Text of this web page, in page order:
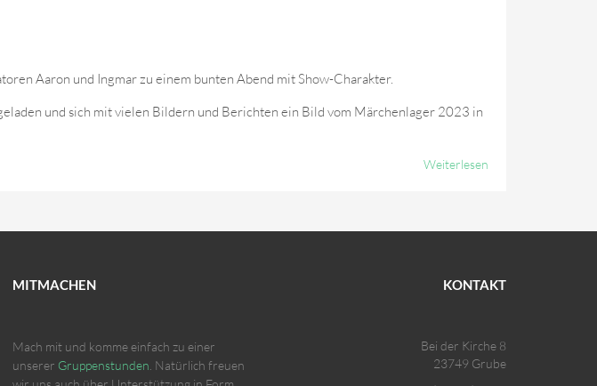
Aaron und Ingmar zu einem bunten Abend mit Show-Charakter.
und sich mit vielen Bildern und Berichten ein Bild vom Märchenlager 2023 in
Weiterlesen
MITMACHEN
Mach mit und komme einfach zu einer
unserer Gruppenstunden . Natürlich freuen
KONTAKT
Bei der Kirche 8
23749 Grube